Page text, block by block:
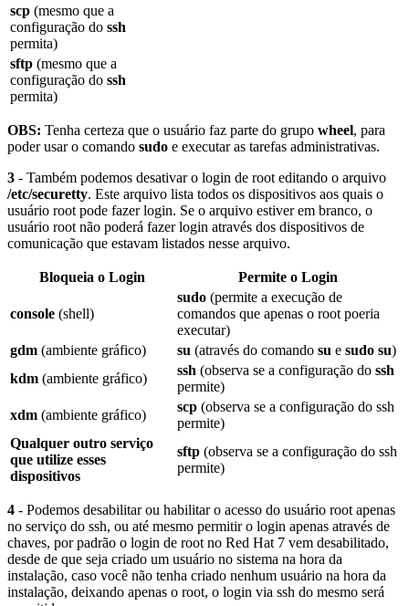
scp (mesmo que a
configuração do ssh
permita)
sftp (mesmo que a
configuração do ssh
permita)
OBS: Tenha certeza que o usuário faz parte do grupo wheel, para
poder usar o comando sudo e executar as tarefas administrativas.
3 - Também podemos desativar o login de root editando o arquivo
/etc/securetty. Este arquivo lista todos os dispositivos aos quais o
usuário root pode fazer login. Se o arquivo estiver em branco, o
usuário root não poderá fazer login através dos dispositivos de
comunicação que estavam listados nesse arquivo.
Bloqueia o Login Permite o Login
console (shell)
sudo (permite a execução de
comandos que apenas o root poeria
executar)
gdm (ambiente gráfico) su (através do comando su e sudo su)
kdm (ambiente gráfico)
ssh (observa se a configuração do ssh
permite)
xdm (ambiente gráfico)
scp (observa se a configuração do ssh
permite)
Qualquer outro serviço
que utilize esses
dispositivos
sftp (observa se a configuração do ssh
permite)
4 - Podemos desabilitar ou habilitar o acesso do usuário root apenas
no serviço do ssh, ou até mesmo permitir o login apenas através de
chaves, por padrão o login de root no Red Hat 7 vem desabilitado,
desde de que seja criado um usuário no sistema na hora da
instalação, caso você não tenha criado nenhum usuário na hora da
instalação, deixando apenas o root, o login via ssh do mesmo será